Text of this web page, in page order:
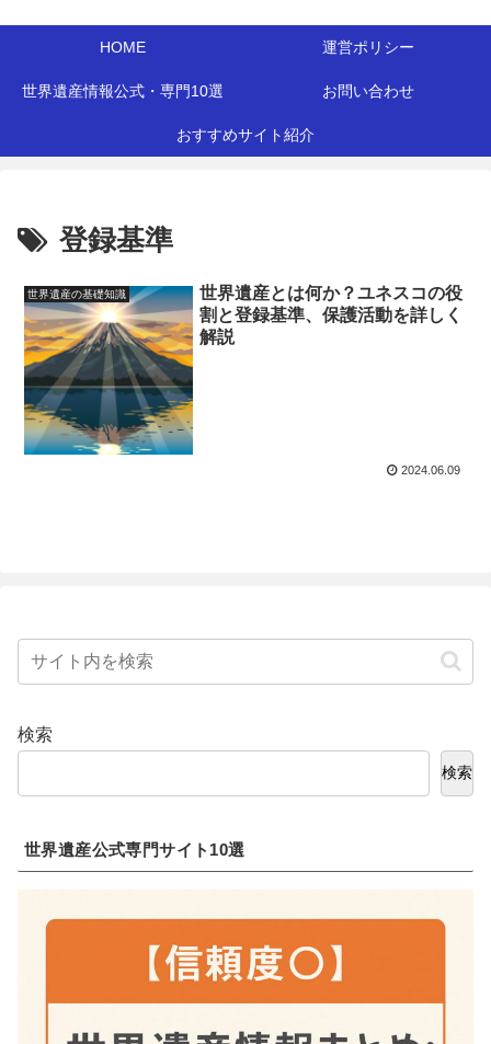
HOME 運営ポリシー
世界遺産情報公式・専門10選 お問い合わせ
おすすめサイト紹介
登録基準
世界遺産の基礎知識
世界遺産とは何か？ユネスコの役
割と登録基準、保護活動を詳しく
解説
2024.06.09
検索
検索
世界遺産公式専門サイト10選